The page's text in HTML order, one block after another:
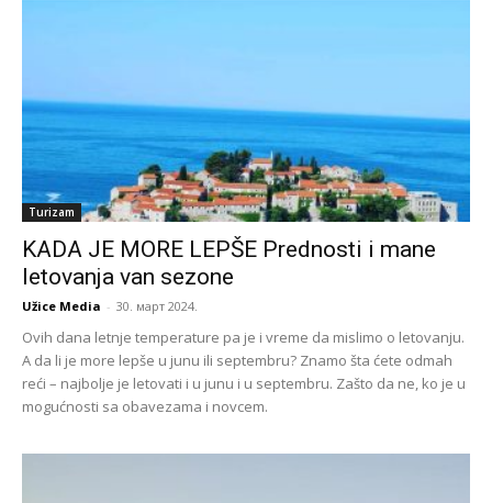
Turizam
KADA JE MORE LEPŠE Prednosti i mane
letovanja van sezone
Užice Media - 30. март 2024.
Ovih dana letnje temperature pa je i vreme da mislimo o letovanju.
A da li je more lepše u junu ili septembru? Znamo šta ćete odmah
reći – najbolje je letovati i u junu i u septembru. Zašto da ne, ko je u
mogućnosti sa obavezama i novcem.